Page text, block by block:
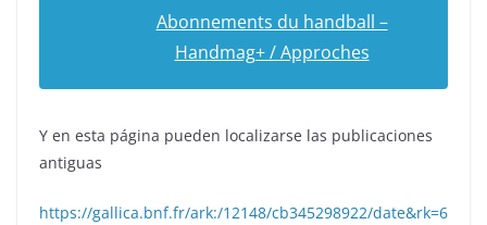
Abonnements du handball –
Handmag+ / Approches
Y en esta página pueden localizarse las publicaciones
antiguas
https://gallica.bnf.fr/ark:/12148/cb345298922/date&rk=6